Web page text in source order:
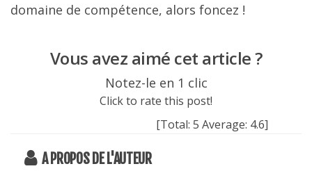
domaine de compétence, alors foncez !
Vous avez aimé cet article ?
Notez-le en 1 clic
Click to rate this post!
[Total: 5 Average: 4.6]
A PROPOS DE L'AUTEUR